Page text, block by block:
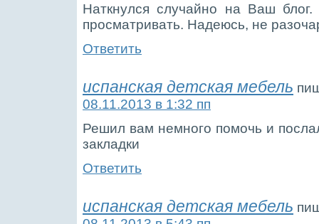
Наткнулся случайно на Ваш блог.
просматривать. Надеюсь, не
Ответить
испанская детская мебель
08.11.2013 в 1:32 пп
Решил вам немного помочь и
закладки
Ответить
испанская детская мебель